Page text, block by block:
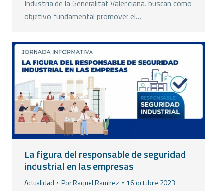
Industria de la Generalitat Valenciana, buscan como
objetivo fundamental promover el…
La figura del responsable de seguridad
industrial en las empresas
Actualidad PorRaquel Ramirez 16 octubre 2023